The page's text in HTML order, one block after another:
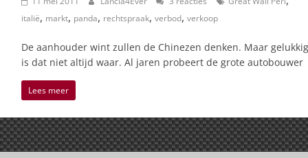
italië, markt, panda, rechtspraak, verbod, verkoop
De aanhouder wint zullen de Chinezen denken. Maar gelukkig
is dat niet altijd waar. Al jaren probeert de grote autobouwer
Lees meer